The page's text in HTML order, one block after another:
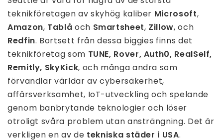
teknikföretagen av skyhög kaliber Microsoft,
Amazon, Tablå och Smartsheet, Zillow, och
Redfin. Bortsett från dessa biggies finns det
teknikföretag som TUNE, Rover, Auth0, RealSelf,
Remitly, SkyKick, och många andra som
förvandlar världar av cybersäkerhet,
affärsverksamhet, IoT-utveckling och spelande
genom banbrytande teknologier och löser
otroligt svåra problem utan ansträngning. Det är
verkligen en av de tekniska städer i USA.